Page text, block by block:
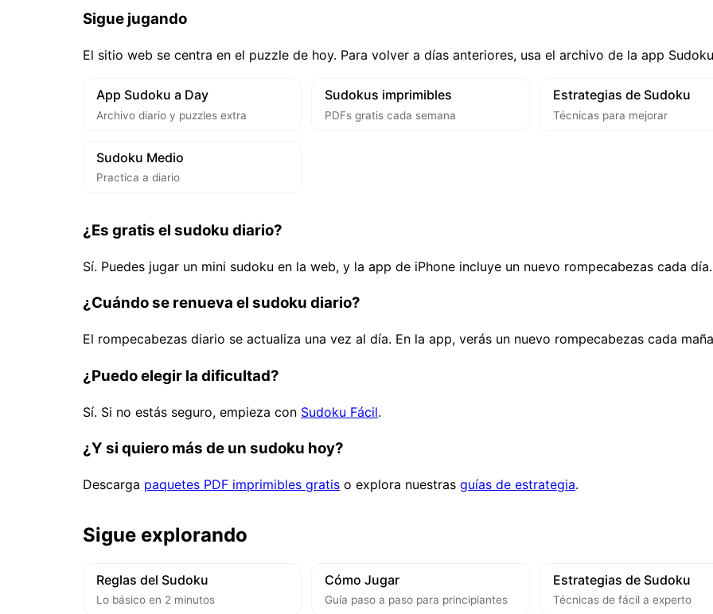
Sigue jugando
El sitio web se centra en el puzzle de hoy. Para volver a días anteriores, usa el archivo de la app
App Sudoku a Day
Archivo diario y puzzles extra
Sudokus imprimibles
PDFs gratis cada semana
Estrategias de Sudoku
Técnicas para mejorar
Sudoku Medio
Practica a diario
¿Es gratis el sudoku diario?
Sí. Puedes jugar un mini sudoku en la web, y la app de iPhone incluye un nuevo rompecabezas cada día.
¿Cuándo se renueva el sudoku diario?
El rompecabezas diario se actualiza una vez al día. En la app, verás un nuevo rompecabezas cada
¿Puedo elegir la dificultad?
Sí. Si no estás seguro, empieza con Sudoku Fácil.
¿Y si quiero más de un sudoku hoy?
Descarga paquetes PDF imprimibles gratis o explora nuestras guías de estrategia.
Sigue explorando
Reglas del Sudoku
Lo básico en 2 minutos
Cómo Jugar
Guía paso a paso para principiantes
Estrategias de Sudoku
Técnicas de fácil a experto